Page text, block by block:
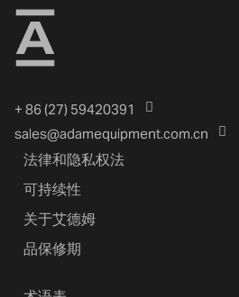
+ 86 (27) 59420391
sales@adamequipment.com.cn
法律和隐私权法
可持续性
关于艾德姆
品保修期